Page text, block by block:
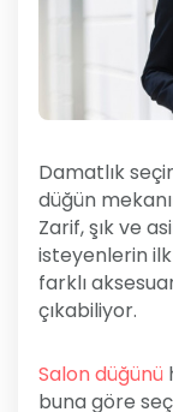
Damatlık
düğün
Zarif, şık ve
isteyenlerin
farklı
çıkabiliyor.
Salon düğünü
buna göre